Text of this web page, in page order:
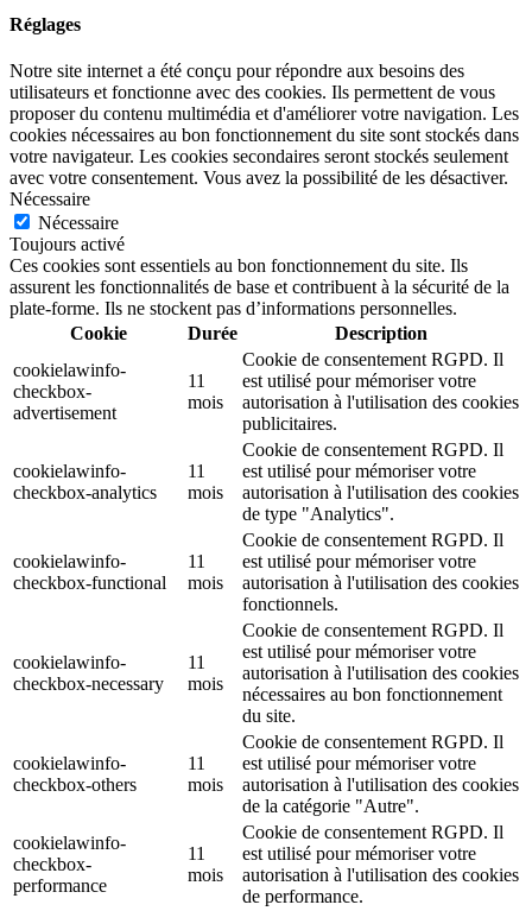
Réglages
Notre site internet a été conçu pour répondre aux besoins des
utilisateurs et fonctionne avec des cookies. Ils permettent de vous
proposer du contenu multimédia et d'améliorer votre navigation. Les
cookies nécessaires au bon fonctionnement du site sont stockés dans
votre navigateur. Les cookies secondaires seront stockés seulement
avec votre consentement. Vous avez la possibilité de les désactiver.
Nécessaire
Nécessaire
Toujours activé
Ces cookies sont essentiels au bon fonctionnement du site. Ils
assurent les fonctionnalités de base et contribuent à la sécurité de la
plate-forme. Ils ne stockent pas d’informations personnelles.
Cookie
Durée
Description
cookielawinfo-
checkbox-
advertisement
11
mois
Cookie de consentement RGPD. Il
est utilisé pour mémoriser votre
autorisation à l'utilisation des cookies
publicitaires.
cookielawinfo-
checkbox-analytics
11
mois
Cookie de consentement RGPD. Il
est utilisé pour mémoriser votre
autorisation à l'utilisation des cookies
de type "Analytics".
cookielawinfo-
checkbox-functional
11
mois
Cookie de consentement RGPD. Il
est utilisé pour mémoriser votre
autorisation à l'utilisation des cookies
fonctionnels.
cookielawinfo-
checkbox-necessary
11
mois
Cookie de consentement RGPD. Il
est utilisé pour mémoriser votre
autorisation à l'utilisation des cookies
nécessaires au bon fonctionnement
du site.
cookielawinfo-
checkbox-others
11
mois
Cookie de consentement RGPD. Il
est utilisé pour mémoriser votre
autorisation à l'utilisation des cookies
de la catégorie "Autre".
cookielawinfo-
checkbox-
performance
11
mois
Cookie de consentement RGPD. Il
est utilisé pour mémoriser votre
autorisation à l'utilisation des cookies
de performance.